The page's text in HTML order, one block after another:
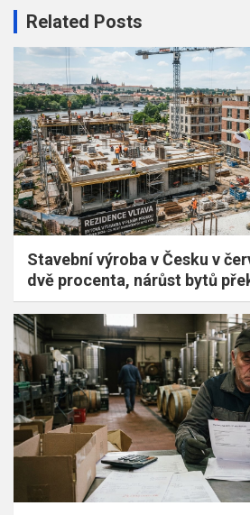
Related Posts
Stavební výroba v Česku v
dvě procenta, nárůst bytů